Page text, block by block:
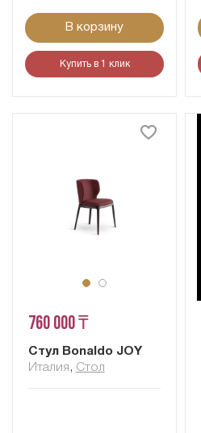
В корзину
Купить в 1 клик
760 000 ₸
Стул Bonaldo JOY
Италия , Стол